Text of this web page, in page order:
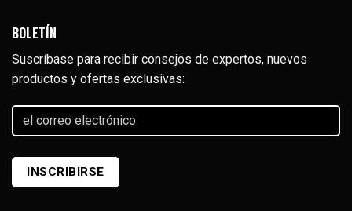
BOLETÍN
Suscríbase para recibir consejos de expertos, nuevos
productos y ofertas exclusivas:
correo
INSCRIBIRSE